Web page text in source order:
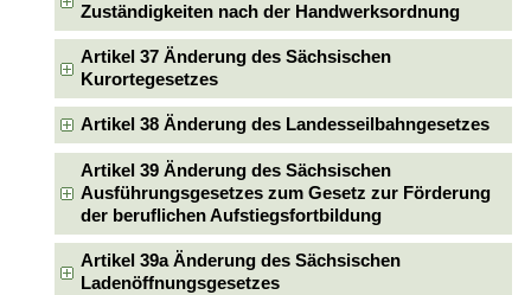
Zuständigkeiten nach der Handwerksordnung
Artikel 37 Änderung des Sächsischen
Kurortegesetzes
Artikel 38 Änderung des Landesseilbahngesetzes
Artikel 39 Änderung des Sächsischen
Ausführungsgesetzes zum Gesetz zur Förderung
der beruflichen Aufstiegsfortbildung
Artikel 39a Änderung des Sächsischen
Ladenöffnungsgesetzes